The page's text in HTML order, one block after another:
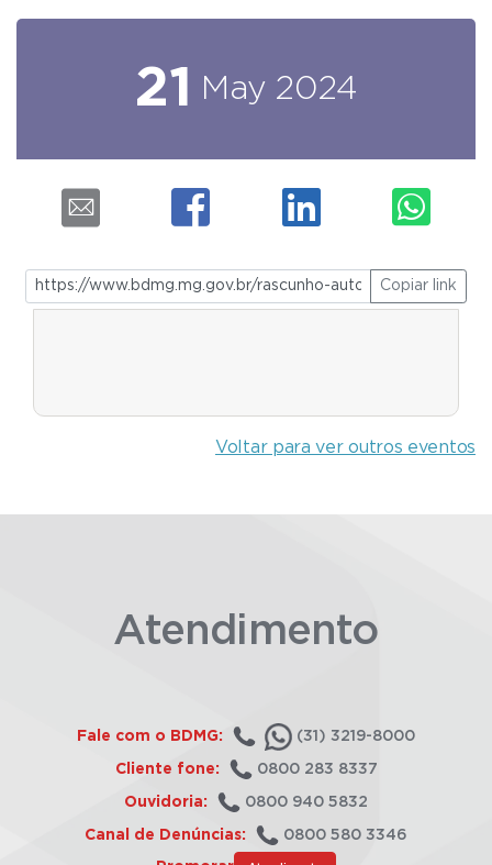
21 May 2024
Copiar link
Voltar para ver outros eventos
Atendimento
Fale com o BDMG: (31) 3219-8000
Cliente fone: 0800 283 8337
Ouvidoria: 0800 940 5832
Canal de Denúncias: 0800 580 3346